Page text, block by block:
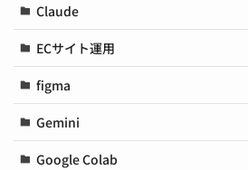
Claude
ECサイト運用
figma
Gemini
Google Colab